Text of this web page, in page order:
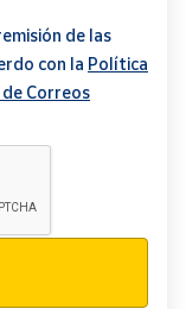
de las
con la Política
Correos